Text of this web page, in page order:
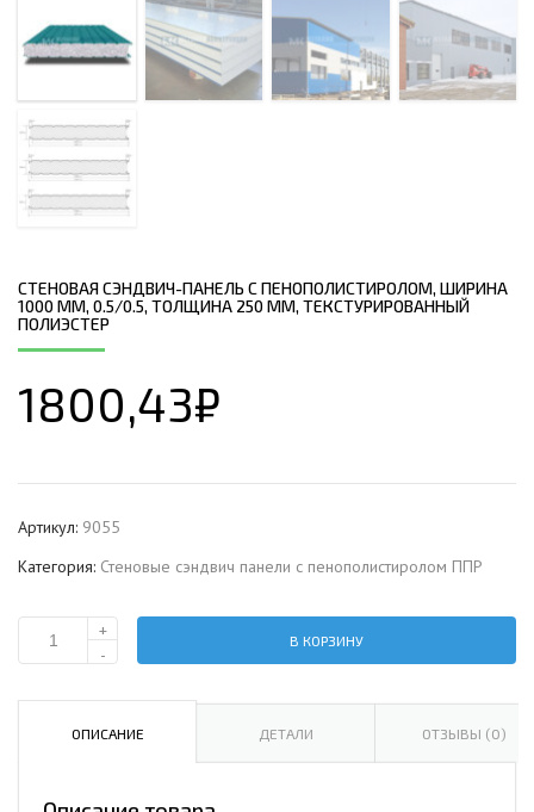
СТЕНОВАЯ СЭНДВИЧ-ПАНЕЛЬ С ПЕНОПОЛИСТИРОЛОМ, ШИРИНА
1000 ММ, 0.5/0.5, ТОЛЩИНА 250 ММ, ТЕКСТУРИРОВАННЫЙ
ПОЛИЭСТЕР
1800,43₽
Артикул: 9055
Категория: Стеновые сэндвич панели с пенополистиролом ППР
Количество
сэндвич-
+
-
В КОРЗИНУ
ОПИСАНИЕ ДЕТАЛИ ОТЗЫВЫ (0)